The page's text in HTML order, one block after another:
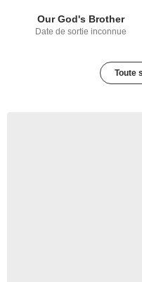
Our God's Brother
Date de sortie inconnue
Toute